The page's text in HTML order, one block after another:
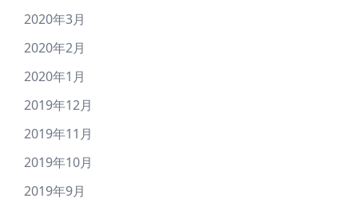
2020年3月
2020年2月
2020年1月
2019年12月
2019年11月
2019年10月
2019年9月